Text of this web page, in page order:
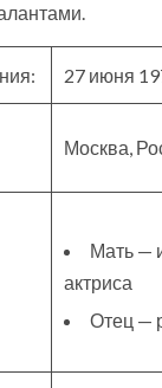
27 июня
Москва,
Мать —
актриса
Отец —